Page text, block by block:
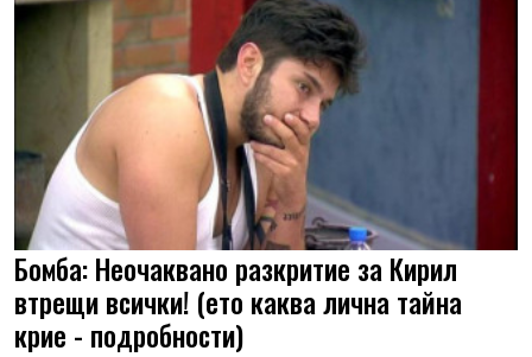
Бомба: Неочаквано разкритие за Кирил
втрещи всички! (ето каква лична тайна
крие - подробности)